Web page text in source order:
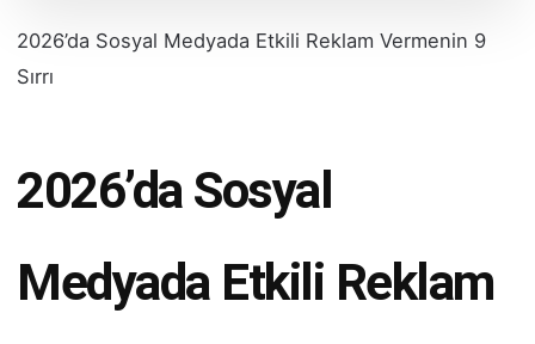
2026’da Sosyal Medyada Etkili Reklam Vermenin 9
Sırrı
2026’da Sosyal
Medyada Etkili Reklam